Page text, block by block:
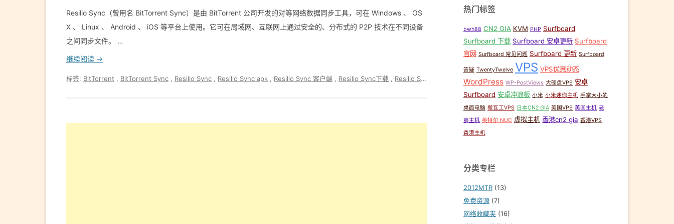
Resilio Sync（曾用名 BitTorrent Sync）是由 BitTorrent 公司开发的对等网络数据同步工具，可在 Windows 、 OS
X 、 Linux 、 Android 、 iOS 等平台上使用。它可在局域网、互联网上通过安全的、分布式的 P2P 技术在不同设备
之间同步文件。 …
继续阅读 →
标签: BitTorrent BitTorrent Sync Resilio Sync Resilio Sync apk Resilio Sync 客户端 Resilio Sync下载 Resilio Sync安卓版下载 ,Resilio Sync安装 Resilio_Sync_v2.6.3.apk
热门标签
bwh88 CN2 GIA KVM PHP Surfboard
Surfboard 下载 Surfboard 安卓更新 Surfboard
官网 Surfboard 常见问题 Surfboard 更新 Surfboard
答疑 TwentyTwelve VPS VPS优惠动态
WordPress WP-PostViews 大硬盘VPS 安卓
Surfboard 安卓冲浪板 小米 小米迷你主机 手掌大小的
桌面电脑 搬瓦工VPS 日本CN2 GIA 美国VPS 美国主机 老
薛主机 英特尔 NUC 虚拟主机 香港cn2 gia 香港VPS
香港主机
分类专栏
2012MTR (13)
免费资源 (7)
网络收藏夹 (16)